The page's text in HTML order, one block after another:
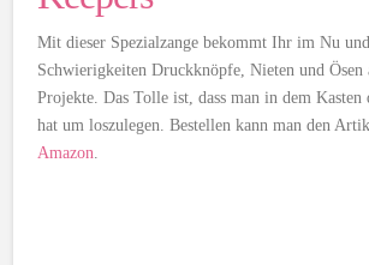
Mit dieser Spezialzange bekommt Ihr im Nu
Schwierigkeiten Druckknöpfe, Nieten und Ösen
Projekte. Das Tolle ist, dass man in dem Kasten
hat um loszulegen. Bestellen kann man den
Amazon